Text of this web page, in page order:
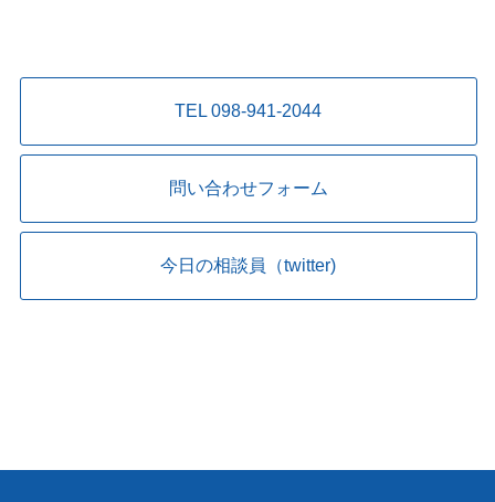
TEL 098-941-2044
問い合わせフォーム
今日の相談員（twitter)